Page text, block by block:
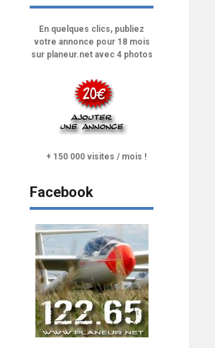
En quelques clics, publiez
votre annonce pour 18 mois
sur planeur.net avec 4 photos
+ 150 000 visites / mois !
Facebook